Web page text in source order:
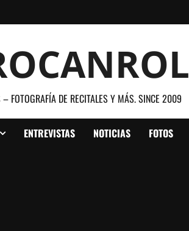
FOTOGRAFÍA DE RECITALES Y MÁS. SINCE 2009
ENTREVISTAS NOTICIAS FOTOS